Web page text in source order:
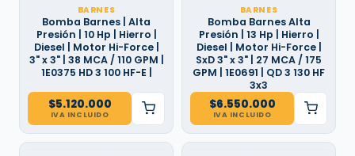
BARNES
Bomba Barnes | Alta
Presión | 10 Hp | Hierro |
Diesel | Motor Hi-Force |
3" x 3" | 38 MCA / 110 GPM |
1E0375 HD 3 100 HF-E |
$5.120.000
IVA INCLUIDO
BARNES
Bomba Barnes Alta
Presión | 13 Hp | Hierro |
Diesel | Motor Hi-Force |
SxD 3" x 3" | 27 MCA / 175
GPM | 1E0691 | QD 3 130 HF
3x3
$6.550.000
IVA INCLUIDO